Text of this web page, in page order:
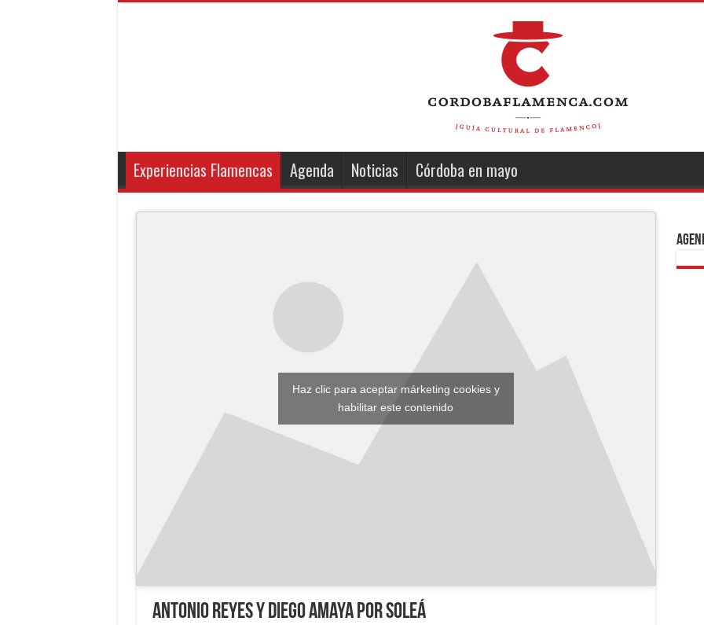
Experiencias Flamencas Agenda Noticias Córdoba en mayo
Haz clic para aceptar márketing cookies y
habilitar este contenido
Antonio Reyes y Diego Amaya por soleá